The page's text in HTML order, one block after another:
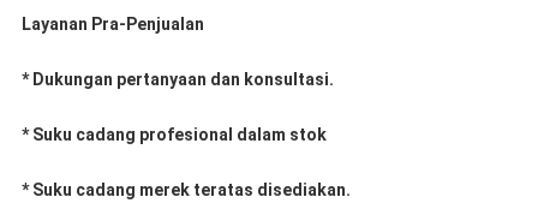
Layanan Pra-Penjualan
* Dukungan pertanyaan dan konsultasi.
* Suku cadang profesional dalam stok
* Suku cadang merek teratas disediakan.